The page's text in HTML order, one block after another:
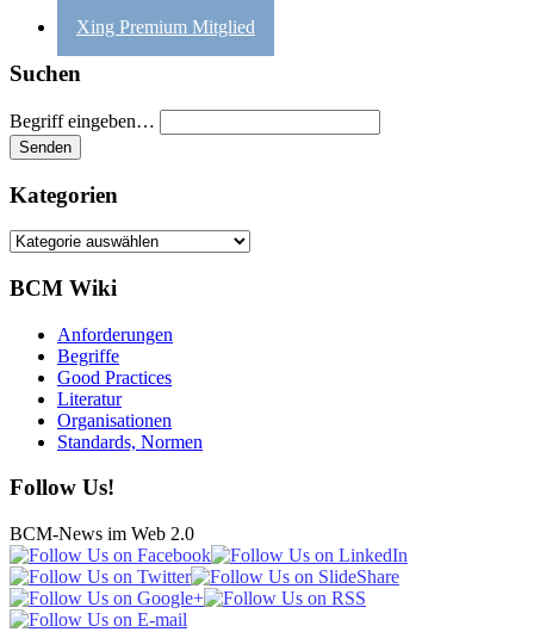
Xing Premium Mitglied
Suchen
Begriff eingeben…
Kategorien
Kategorien
BCM Wiki
Anforderungen
Begriffe
Good Practices
Literatur
Organisationen
Standards, Normen
Follow Us!
BCM-News im Web 2.0